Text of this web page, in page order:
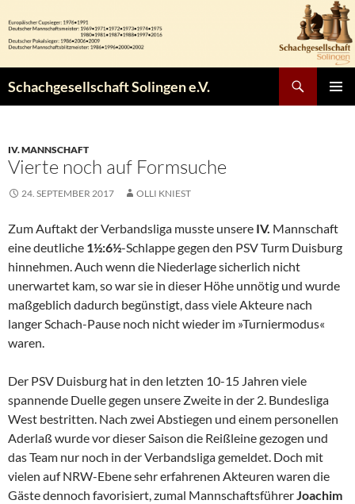
Inhalt
springen
Schachgesellschaft Solingen e.V.
IV. MANNSCHAFT
Vierte noch auf Formsuche
24. SEPTEMBER 2017 OLLI KNIEST
Zum Auftakt der Verbandsliga musste unsere IV. Mannschaft
eine deutliche 1½:6½-Schlappe gegen den PSV Turm Duisburg
hinnehmen. Auch wenn die Niederlage sicherlich nicht
unerwartet kam, so war sie in dieser Höhe unnötig und wurde
maßgeblich dadurch begünstigt, dass viele Akteure nach
langer Schach-Pause noch nicht wieder im »Turniermodus«
waren.
Der PSV Duisburg hat in den letzten 10-15 Jahren viele
spannende Duelle gegen unsere Zweite in der 2. Bundesliga
West bestritten. Nach zwei Abstiegen und einem personellen
Aderlaß wurde vor dieser Saison die Reißleine gezogen und
das Team nur noch in der Verbandsliga gemeldet. Doch mit
vielen auf NRW-Ebene sehr erfahrenen Akteuren waren die
Gäste dennoch favorisiert, zumal MannschaftsführerJoachim